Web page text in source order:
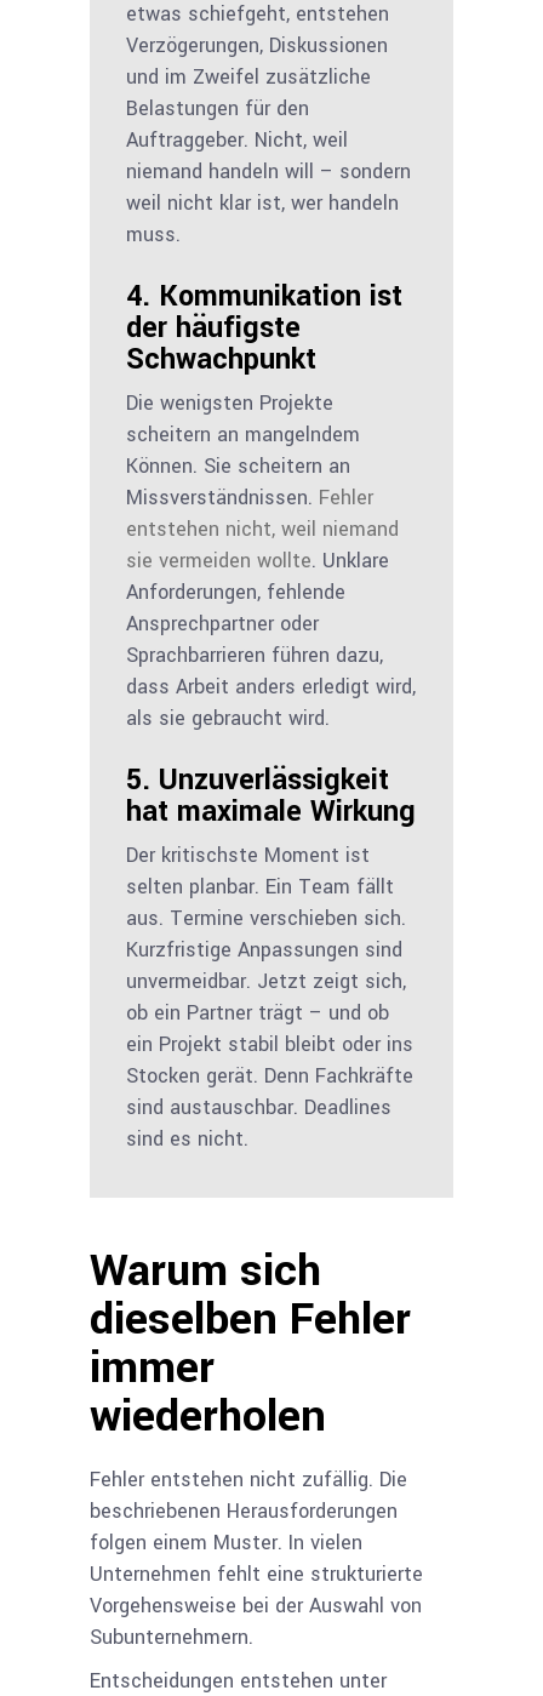
etwas schiefgeht, entstehen
Verzögerungen, Diskussionen
und im Zweifel zusätzliche
Belastungen für den
Auftraggeber. Nicht, weil
niemand handeln will – sondern
weil nicht klar ist, wer handeln
muss.
4. Kommunikation ist
der häufigste
Schwachpunkt
Die wenigsten Projekte
scheitern an mangelndem
Können. Sie scheitern an
Missverständnissen. Fehler
entstehen nicht, weil niemand
sie vermeiden wollte. Unklare
Anforderungen, fehlende
Ansprechpartner oder
Sprachbarrieren führen dazu,
dass Arbeit anders erledigt wird,
als sie gebraucht wird.
5. Unzuverlässigkeit
hat maximale Wirkung
Der kritischste Moment ist
selten planbar. Ein Team fällt
aus. Termine verschieben sich.
Kurzfristige Anpassungen sind
unvermeidbar. Jetzt zeigt sich,
ob ein Partner trägt – und ob
ein Projekt stabil bleibt oder ins
Stocken gerät. Denn Fachkräfte
sind austauschbar. Deadlines
sind es nicht.
Warum sich
dieselben Fehler
immer
wiederholen
Fehler entstehen nicht zufällig. Die
beschriebenen Herausforderungen
folgen einem Muster. In vielen
Unternehmen fehlt eine strukturierte
Vorgehensweise bei der Auswahl von
Subunternehmern.
Entscheidungen entstehen unter